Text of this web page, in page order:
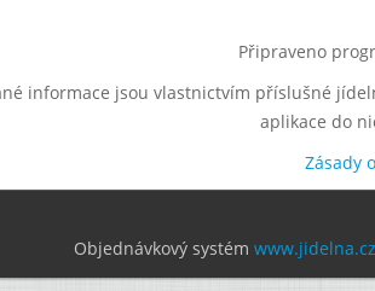
Připraveno
informace jsou vlastnictvím příslušné
aplikace do
Zásady
Objednávkový systém www.jidelna.cz